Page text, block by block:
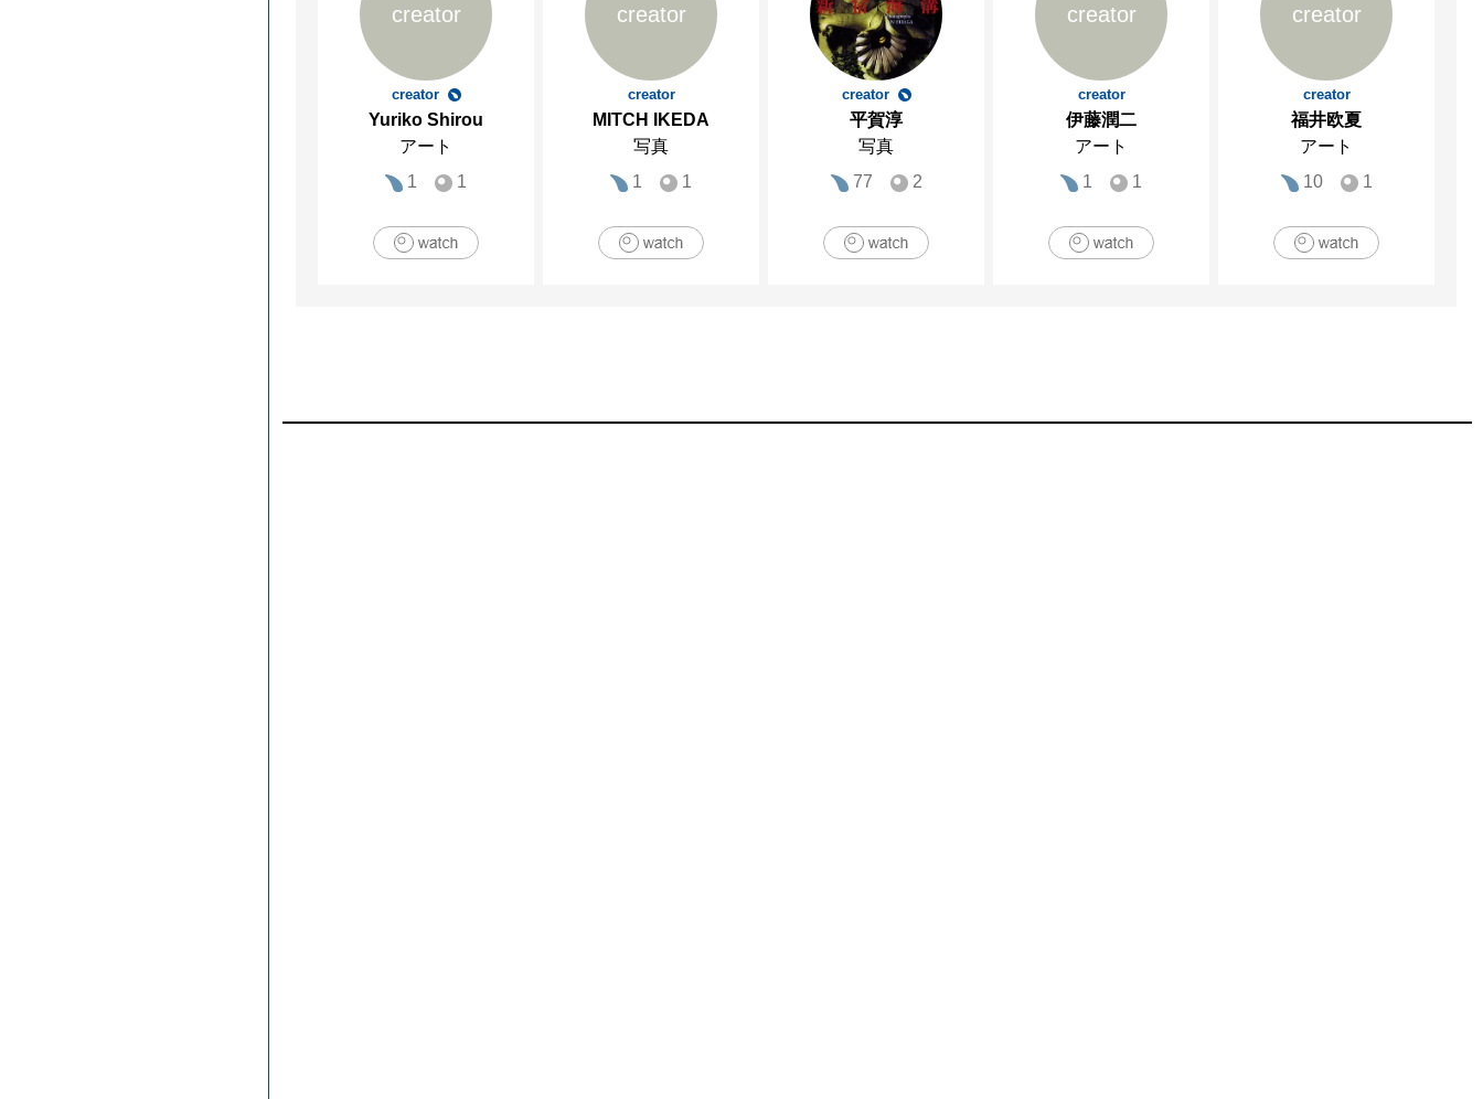
creator
creator
Yuriko Shirou
アート
1
1
creator
creator
MITCH IKEDA
写真
1
1
creator
平賀淳
写真
77
2
creator
creator
伊藤潤二
アート
1
1
creator
creator
福井欧夏
アート
10
1